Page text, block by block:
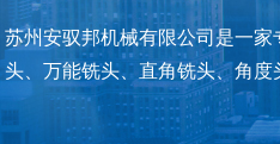
苏州安驭邦机械有限公司是一
头、万能铣头、直角铣头、角